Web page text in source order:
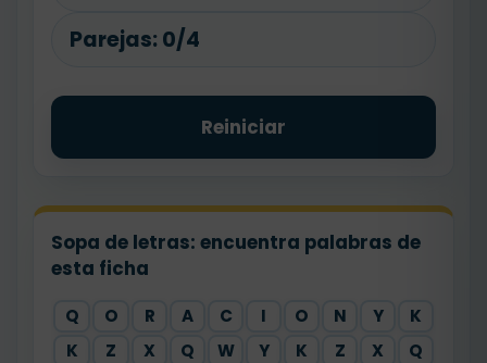
Parejas: 0/4
Reiniciar
Sopa de letras: encuentra palabras de
esta ficha
Q O R A C I O N Y
K
K
Z X Q W Y K Z X
Q